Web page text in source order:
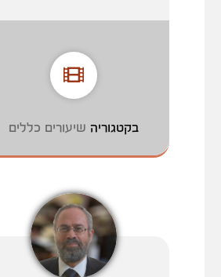
בקטגוריה שיעורים כללים